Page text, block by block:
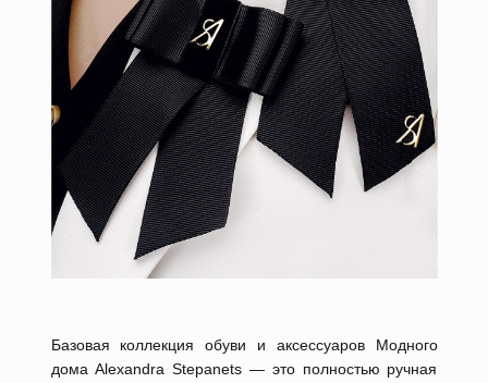
Базовая коллекция обуви и аксессуаров Модного
дома Alexandra Stepanets — это полностью ручная